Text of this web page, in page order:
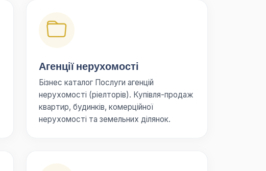
Агенції нерухомості
Бізнес каталог Послуги агенцій
нерухомості (ріелторів). Купівля-продаж
квартир, будинків, комерційної
нерухомості та земельних ділянок.